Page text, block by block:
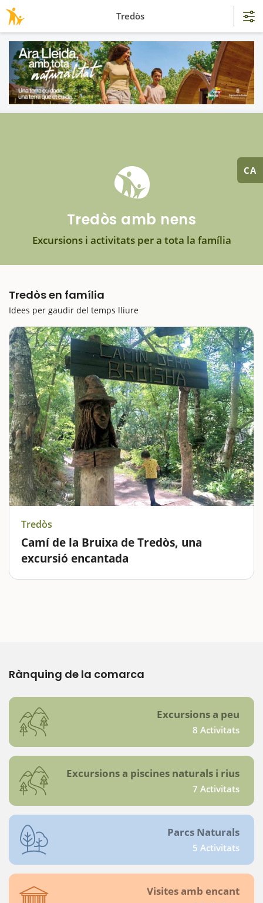
CA
Tredòs amb nens
Excursions i activitats per a tota la família
Tredòs en família
Idees per gaudir del temps lliure
Tredòs
Camí de la Bruixa de Tredòs, una
excursió encantada
Endinsa’t en un bosc encantat ple de misteri i
Rànquing de la comarca
Excursions a peu
8 Activitats
Excursions a piscines naturals i rius
7 Activitats
Parcs Naturals
5 Activitats
Visites amb encant
Tredòs